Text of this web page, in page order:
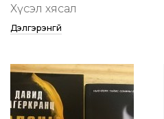
Хүсэл хясал
Дэлгэрэнгүй